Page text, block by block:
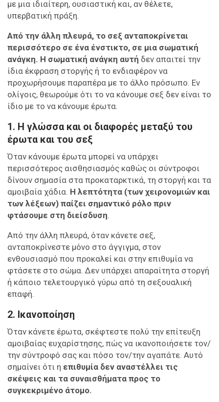
με μια ιδιαίτερη, ουσιαστική και, αν θέλετε,
υπερβατική πράξη.
Από την άλλη πλευρά, το σεξ ανταποκρίνεται
περισσότερο σε ένα ένστικτο, σε μια σωματική
ανάγκη. Η σωματική ανάγκη αυτή δεν απαιτεί την
ίδια έκφραση στοργής ή το ενδιαφέρον να
προχωρήσουμε παραπέρα με το άλλο πρόσωπο. Εν
ολίγοις, θεωρούμε ότι το να κάνουμε σεξ δεν είναι το
ίδιο με το να κάνουμε έρωτα.
1. Η γλώσσα και οι διαφορές μεταξύ του
έρωτα και του σεξ
Όταν κάνουμε έρωτα μπορεί να υπάρχει
περισσότερος αισθησιασμός καθώς οι σύντροφοι
δίνουν σημασία στα προκαταρκτικά, τη στοργή και τα
αμοιβαία χάδια. Η λεπτότητα (των χειρονομιών και
των λέξεων) παίζει σημαντικό ρόλο πριν
φτάσουμε στη διείσδυση.
Από την άλλη πλευρά, όταν κάνετε σεξ,
ανταποκρίνεστε μόνο στο άγγιγμα, στον
ενθουσιασμό που προκαλεί και στην επιθυμία να
φτάσετε στο σώμα. Δεν υπάρχει απαραίτητα στοργή
ή κάποιο τελετουργικό γύρω από τη σεξουαλική
επαφή.
2. Ικανοποίηση
Όταν κάνετε έρωτα, σκέφτεστε πολύ την επίτευξη
αμοιβαίας ευχαρίστησης, πώς να ικανοποιήσετε τον/
την σύντροφό σας και πόσο τον/την αγαπάτε. Αυτό
σημαίνει ότι η επιθυμία δεν αναστέλλει τις
σκέψεις και τα συναισθήματα προς το
συγκεκριμένο άτομο.